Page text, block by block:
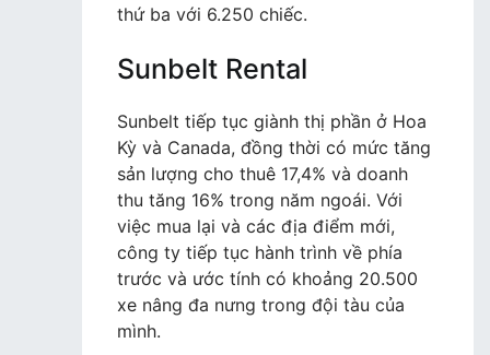
thứ ba với 6.250 chiếc.
Sunbelt Rental
Sunbelt tiếp tục giành thị phần ở Hoa
Kỳ và Canada, đồng thời có mức tăng
sản lượng cho thuê 17,4% và doanh
thu tăng 16% trong năm ngoái. Với
việc mua lại và các địa điểm mới,
công ty tiếp tục hành trình về phía
trước và ước tính có khoảng 20.500
xe nâng đa nưng trong đội tàu của
mình.